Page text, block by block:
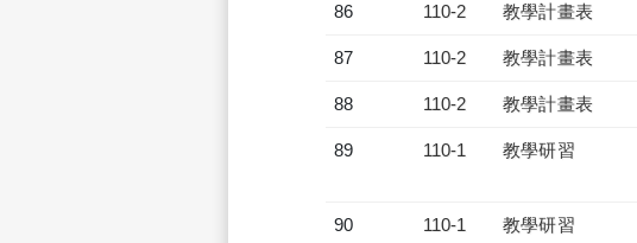
86 110-2 教學計畫表
87 110-2 教學計畫表
88 110-2 教學計畫表
89 110-1 教學研習
90 110-1 教學研習